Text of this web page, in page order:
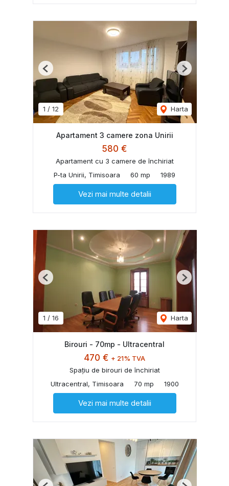
1 / 12 Harta
Previous Next
Apartament 3 camere zona Unirii
580 €
Apartament cu 3 camere de închiriat
P-ta Unirii, Timisoara
60 mp 1989
Vezi mai multe detalii
1 / 16 Harta
Previous Next
Birouri - 70mp - Ultracentral
470 € + 21% TVA
Spațiu de birouri de închiriat
Ultracentral, Timisoara
70 mp 1900
Vezi mai multe detalii